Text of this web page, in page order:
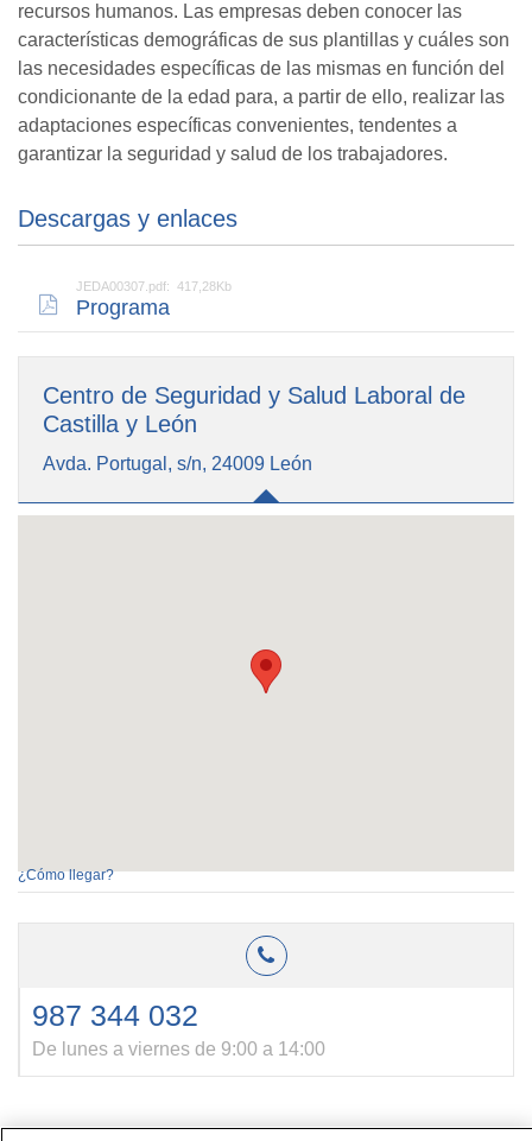
recursos humanos. Las empresas deben conocer las
características demográficas de sus plantillas y cuáles son
las necesidades específicas de las mismas en función del
condicionante de la edad para, a partir de ello, realizar las
adaptaciones específicas convenientes, tendentes a
garantizar la seguridad y salud de los trabajadores.
Descargas y enlaces
JEDA00307.pdf: 417,28Kb
Programa
Centro de Seguridad y Salud Laboral de
Castilla y León
Avda. Portugal, s/n, 24009 León
¿Cómo llegar?
987 344 032
De lunes a viernes de 9:00 a 14:00
Contacto|Perfil del contratante|Reclamaciones